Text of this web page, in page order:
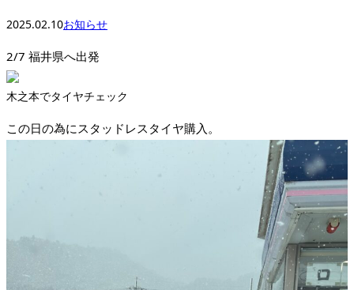
2025.02.10お知らせ
2/7 福井県へ出発
木之本でタイヤチェック
この日の為にスタッドレスタイヤ購入。